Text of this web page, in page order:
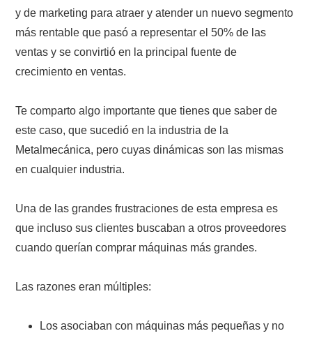
y de marketing para atraer y atender un nuevo segmento
más rentable que pasó a representar el 50% de las
ventas y se convirtió en la principal fuente de
crecimiento en ventas.
Te comparto algo importante que tienes que saber de
este caso, que sucedió en la industria de la
Metalmecánica, pero cuyas dinámicas son las mismas
en cualquier industria.
Una de las grandes frustraciones de esta empresa es
que incluso sus clientes buscaban a otros proveedores
cuando querían comprar máquinas más grandes.
Las razones eran múltiples:
Los asociaban con máquinas más pequeñas y no